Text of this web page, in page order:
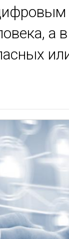
а